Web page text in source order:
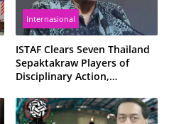
Internasional
ISTAF Clears Seven Thailand
Sepaktakraw Players of
Disciplinary Action,
Thailand’s Future in the
Sport